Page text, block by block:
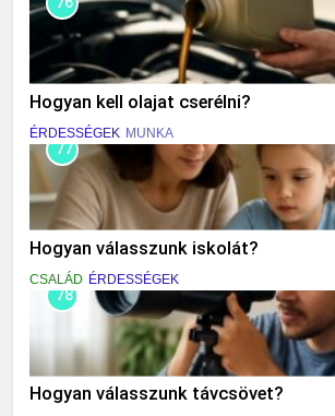
Hogyan kell olajat cserélni?
ÉRDESSÉGEK MUNKA
77
Hogyan válasszunk iskolát?
CSALÁD ÉRDESSÉGEK
78
Hogyan válasszunk távcsövet?